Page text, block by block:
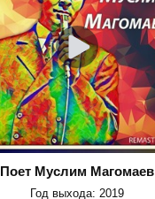
Поет Муслим Магомаев
Год выхода: 2019